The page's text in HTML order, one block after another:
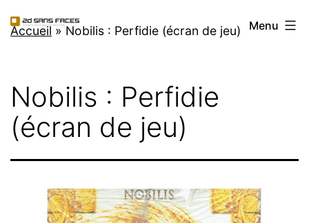
au
2d
Sans
Menu
Accueil»Nobilis : Perfidie (écran de jeu)
Nobilis : Perfidie
(écran de jeu)